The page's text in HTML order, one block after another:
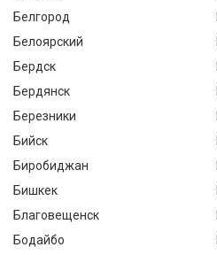
Белгород
Белоярский
Бердск
Бердянск
Березники
Бийск
Биробиджан
Бишкек
Благовещенск
Бодайбо